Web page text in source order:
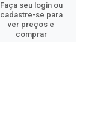
Faça seu login ou
cadastre-se para
ver preços e
comprar